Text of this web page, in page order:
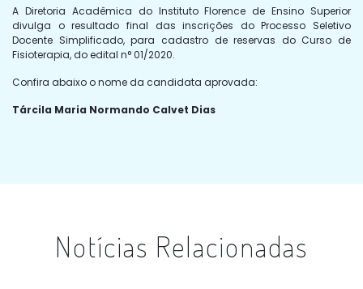
A Diretoria Acadêmica do Instituto Florence de Ensino Superior
divulga o resultado final das inscrições do Processo Seletivo
Docente Simplificado, para cadastro de reservas do Curso de
Fisioterapia, do edital n° 01/2020.
Confira abaixo o nome da candidata aprovada:
Tárcila Maria Normando Calvet Dias
Notícias Relacionadas